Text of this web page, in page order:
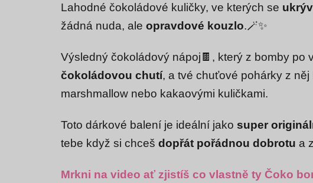
5,0
5
Lahodné čokoládové kuličky, ve kterých se
žádná nuda, ale opravdové kouzlo.🪄✨
Výsledný čokoládový nápoj🍫, který z bomby po
čokoládovou chutí, a tvé chuťové pohárky z něj
marshmallow nebo kakaovými kuličkami.
Toto dárkové balení je ideální jako super
tebe když si chceš dopřát pořádnou dobrotu a
Mrkni na video ať zjistíš co vlastně ty Čoko